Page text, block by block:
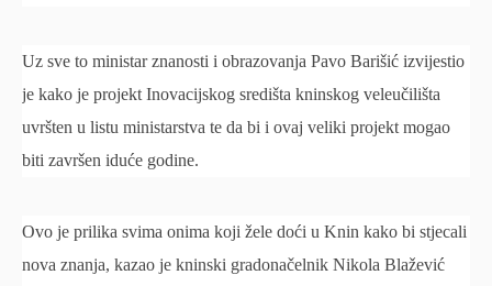
Uz sve to ministar znanosti i obrazovanja Pavo Barišić izvijestio
je kako je projekt Inovacijskog središta kninskog veleučilišta
uvršten u listu ministarstva te da bi i ovaj veliki projekt mogao
biti završen iduće godine.
Ovo je prilika svima onima koji žele doći u Knin kako bi stjecali
nova znanja, kazao je kninski gradonačelnik Nikola Blažević